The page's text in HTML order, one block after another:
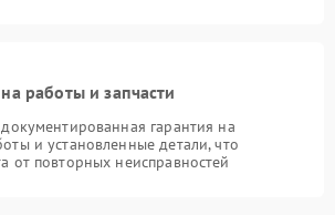
работы и запчасти
гарантия на
и установленные детали, что
от повторных неисправностей